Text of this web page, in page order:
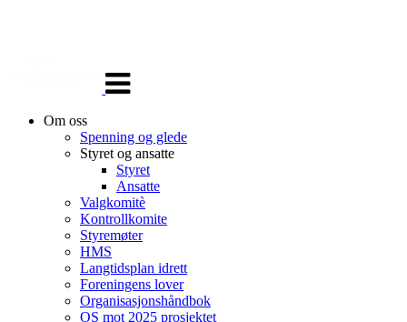
navigasjon
Om oss
Spenning og glede
Styret og ansatte
Styret
Ansatte
Valgkomitè
Kontrollkomite
Styremøter
HMS
Langtidsplan idrett
Foreningens lover
Organisasjonshåndbok
OS mot 2025 prosjektet